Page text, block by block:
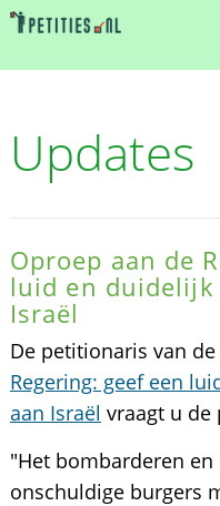
Updates
Oproep aan de
luid en duidelijk
Israël
De petitionaris van
Regering: geef een
aan Israël vraagt u de
"Het bombarderen
onschuldige burgers